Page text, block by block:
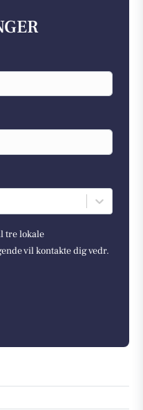
tre lokale
vil kontakte dig vedr.